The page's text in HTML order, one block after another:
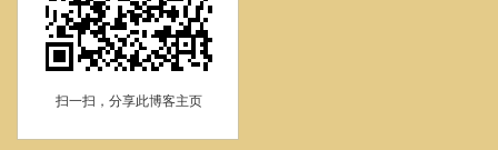
扫一扫，分享此博客主页